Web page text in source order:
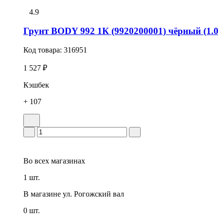
4.9
Грунт BODY 992 1К (9920200001) чёрный
Код товара: 316951
1 527 ₽
Кэшбек
+ 107
Во всех магазинах
1 шт.
В магазине ул. Рогожский вал
0 шт.